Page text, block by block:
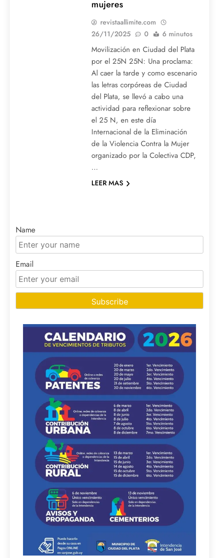
mujeres
revistaallimite.com
26/11/2025
0 6 minutos
Movilización en Ciudad del Plata
por el 25N 25N: Una proclama:
Al caer la tarde y como escenario
las letras corpóreas de Ciudad
del Plata, se llevó a cabo una
actividad para reflexionar sobre
el 25 N, en este día
Internacional de la Eliminación
de la Violencia Contra la Mujer
organizado por la Colectiva CDP,
…
LEER MAS
Name
Email